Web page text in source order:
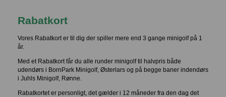
Rabatkort
Vores Rabatkort er til dig der spiller mere end 3 gange minigolf på 1
år.
Med et Rabatkort får du alle runder minigolf til halvpris både
udendørs i BornPark Minigolf, Østerlars og på begge baner indendørs
i Juhls Minigolf, Rønne.
Rabatkortet er personligt, det gælder i 12 måneder fra den dag det